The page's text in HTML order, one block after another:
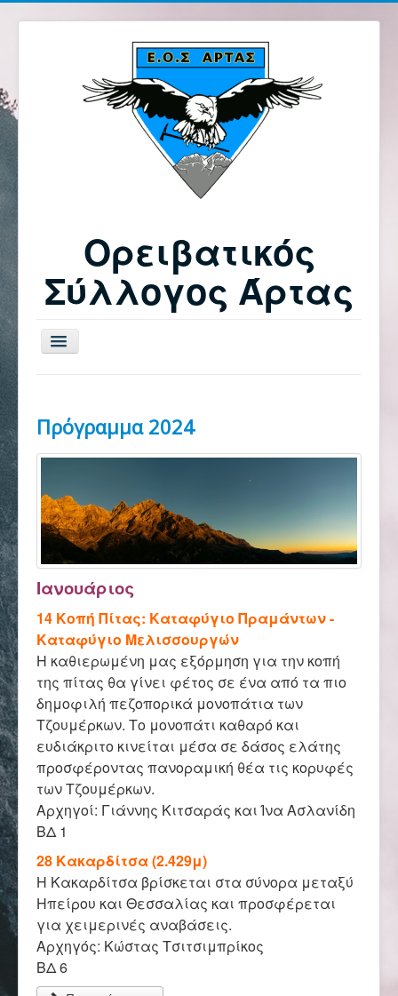
Ορειβατικός
Σύλλογος Άρτας
Εναλλαγή
πλοήγησης
Ορειβασία
Αναρρίχηση
Βουνό και φύση
Φωτο - Video
Επικοινωνία
Πρόγραμμα 2024
Ιανουάριος
14 Κοπή Πίτας: Καταφύγιο Πραμάντων -
Καταφύγιο Μελισσουργών
Η καθιερωμένη μας εξόρμηση για την κοπή
της πίτας θα γίνει φέτος σε ένα από τα πιο
δημοφιλή πεζοπορικά μονοπάτια των
Τζουμέρκων. Το μονοπάτι καθαρό και
ευδιάκριτο κινείται μέσα σε δάσος ελάτης
προσφέροντας πανοραμική θέα τις κορυφές
των Τζουμέρκων.
Αρχηγοί: Γιάννης Κιτσαράς και Ίνα Ασλανίδη
ΒΔ 1
28 Κακαρδίτσα (2.429μ)
Η Κακαρδίτσα βρίσκεται στα σύνορα μεταξύ
Ηπείρου και Θεσσαλίας και προσφέρεται
για χειμερινές αναβάσεις.
Αρχηγός: Κώστας Τσιτσιμπρίκος
ΒΔ 6